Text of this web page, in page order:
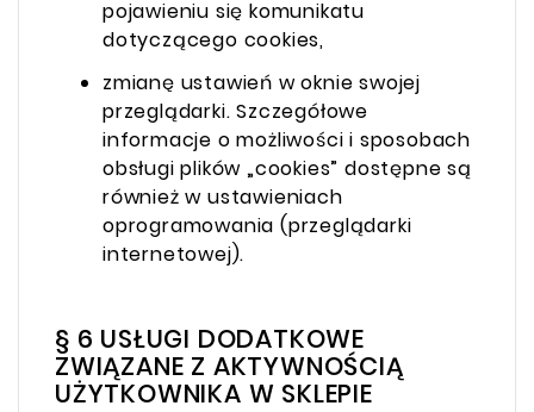
pojawieniu się komunikatu
dotyczącego cookies,
zmianę ustawień w oknie swojej
przeglądarki. Szczegółowe
informacje o możliwości i sposobach
obsługi plików „cookies” dostępne są
również w ustawieniach
oprogramowania (przeglądarki
internetowej).
§ 6 USŁUGI DODATKOWE
ZWIĄZANE Z AKTYWNOŚCIĄ
UŻYTKOWNIKA W SKLEPIE